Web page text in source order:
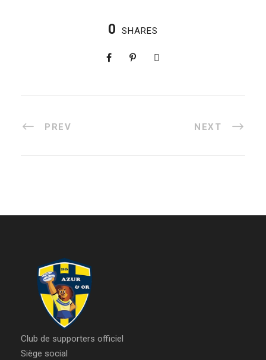
0 SHARES
PREV NEXT
Club de supporters officiel
Siège social